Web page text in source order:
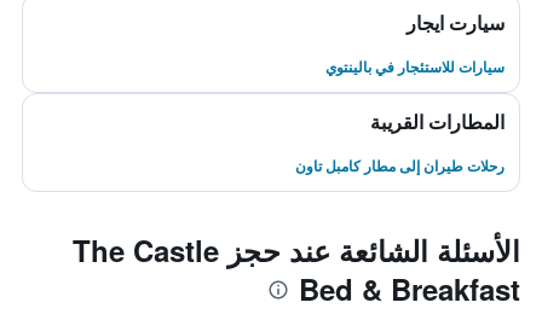
سيارت ايجار
سيارات للاستئجار في بالينتوي
المطارات القريبة
رحلات طيران إلى مطار كامبل تاون
الأسئلة الشائعة عند حجز The Castle
Bed & Breakfast